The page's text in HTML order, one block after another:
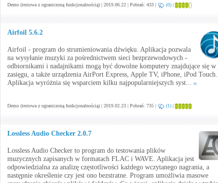
Demo (testowa z ograniczoną funkcjonalnością) | 2019.06.22 | Pobrań: 433 | (0) |
Airfoil 5.6.2
Airfoil - program do strumieniowania dźwięku. Aplikacja pozwala
na wysyłanie muzyki za pośrednictwem sieci bezprzewodowych -
odbiornikami i nadajnikami mogą być dowolne komputery znajdujące się w
zasięgu, a także urządzenia AirPort Express, Apple TV, iPhone, iPod Touch.
Aplikacja wyróżnia się wsparciem kilku najpopularniejszych syst...
Demo (testowa z ograniczoną funkcjonalnością) | 2019.02.23 | Pobrań: 735 | (1) |
Lossless Audio Checker 2.0.7
Lossless Audio Checker to program do testowania plików
muzycznych zapisanych w formatach FLAC i WAVE. Aplikacja jest
odpowiedzialna za analizę częstotliwości każdego wczytanego nagrania, a
następnie określenie czy jest ono bezstratne. Program umożliwia masowe